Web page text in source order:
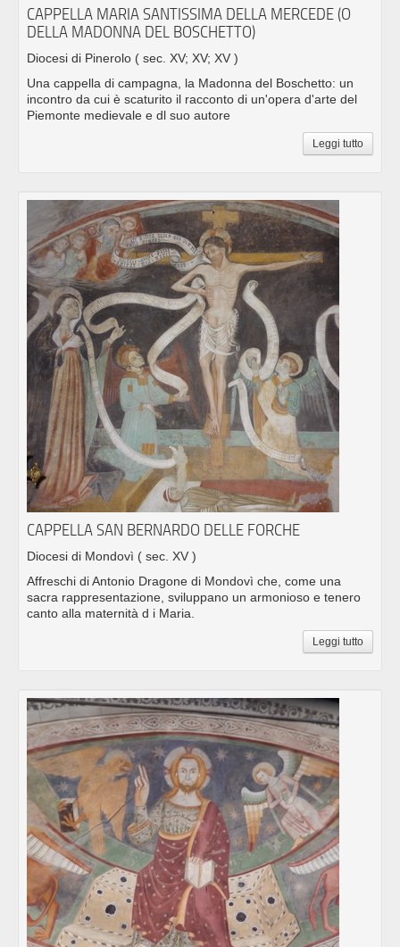
CAPPELLA MARIA SANTISSIMA DELLA MERCEDE (O
DELLA MADONNA DEL BOSCHETTO)
Diocesi di Pinerolo ( sec. XV; XV; XV )
Una cappella di campagna, la Madonna del Boschetto: un
incontro da cui è scaturito il racconto di un'opera d'arte del
Piemonte medievale e dl suo autore
Leggi tutto
CAPPELLA SAN BERNARDO DELLE FORCHE
Diocesi di Mondovì ( sec. XV )
Affreschi di Antonio Dragone di Mondovì che, come una
sacra rappresentazione, sviluppano un armonioso e tenero
canto alla maternità d i Maria.
Leggi tutto